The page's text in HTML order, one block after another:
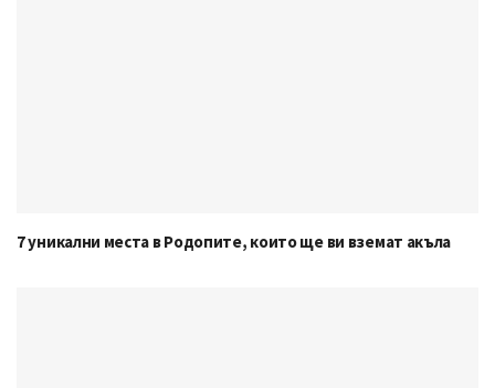
7 уникални места в Родопите, които ще ви вземат акъла